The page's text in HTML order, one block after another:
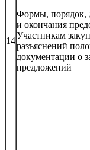
14
Формы, порядок,
и окончания
Участникам
разъяснений
документации о
предложений